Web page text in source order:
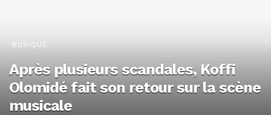
MUSIQUE
Après plusieurs scandales, Koffi
Olomidé fait son retour sur la scène
musicale